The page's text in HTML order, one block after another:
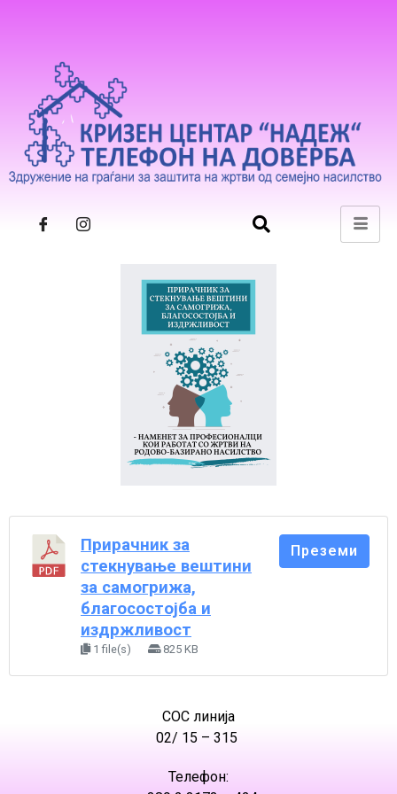
Прирачник за
стекнување вештини
за самогрижа,
благосостојба и
издржливост
1 file(s) 825 KB
Преземи
СОС линија
02/ 15 – 315
Телефон: